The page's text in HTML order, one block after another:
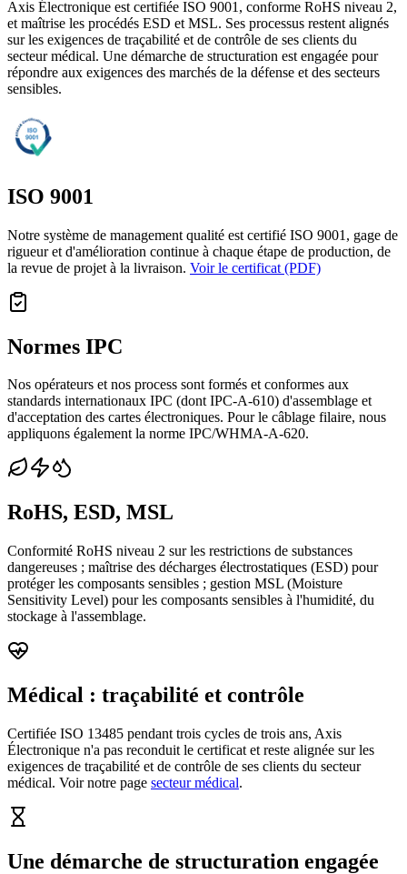
Axis Électronique est certifiée ISO 9001, conforme RoHS niveau 2,
et maîtrise les procédés ESD et MSL. Ses processus restent alignés
sur les exigences de traçabilité et de contrôle de ses clients du
secteur médical. Une démarche de structuration est engagée pour
répondre aux exigences des marchés de la défense et des secteurs
sensibles.
ISO 9001
Notre système de management qualité est certifié ISO 9001, gage de
rigueur et d'amélioration continue à chaque étape de production, de
la revue de projet à la livraison. Voir le certificat (PDF)
Normes IPC
Nos opérateurs et nos process sont formés et conformes aux
standards internationaux IPC (dont IPC-A-610) d'assemblage et
d'acceptation des cartes électroniques. Pour le câblage filaire, nous
appliquons également la norme IPC/WHMA-A-620.
RoHS, ESD, MSL
Conformité RoHS niveau 2 sur les restrictions de substances
dangereuses ; maîtrise des décharges électrostatiques (ESD) pour
protéger les composants sensibles ; gestion MSL (Moisture
Sensitivity Level) pour les composants sensibles à l'humidité, du
stockage à l'assemblage.
Médical : traçabilité et contrôle
Certifiée ISO 13485 pendant trois cycles de trois ans, Axis
Électronique n'a pas reconduit le certificat et reste alignée sur les
exigences de traçabilité et de contrôle de ses clients du secteur
médical. Voir notre page secteur médical.
Une démarche de structuration engagée